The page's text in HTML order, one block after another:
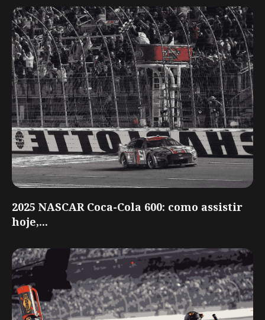
2025 NASCAR Coca-Cola 600: como assistir
hoje,...